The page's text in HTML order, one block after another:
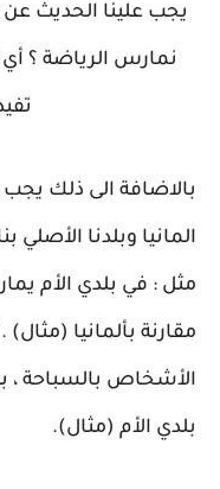
يجب علينا الحديث عن
نمارس الرياضة ؟
بالاضافة الى ذلك
المانيا وبلدنا
مثل : في بلدي الأم
مقارنة بألمانيا
الأشخاص بالسباحة ،
بلدي الأم (مثال).